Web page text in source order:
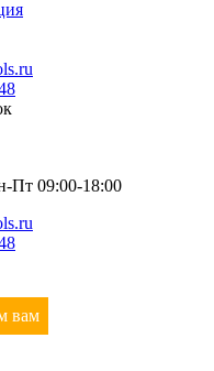
Пт 09:00-18:00
вам